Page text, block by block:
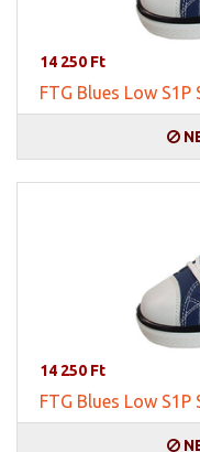
14 250 Ft
FTG Blues Low
14 250 Ft
FTG Blues Low